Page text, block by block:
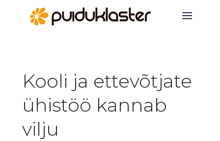
Kooli ja ettevõtjate
ühistöö kannab
vilju